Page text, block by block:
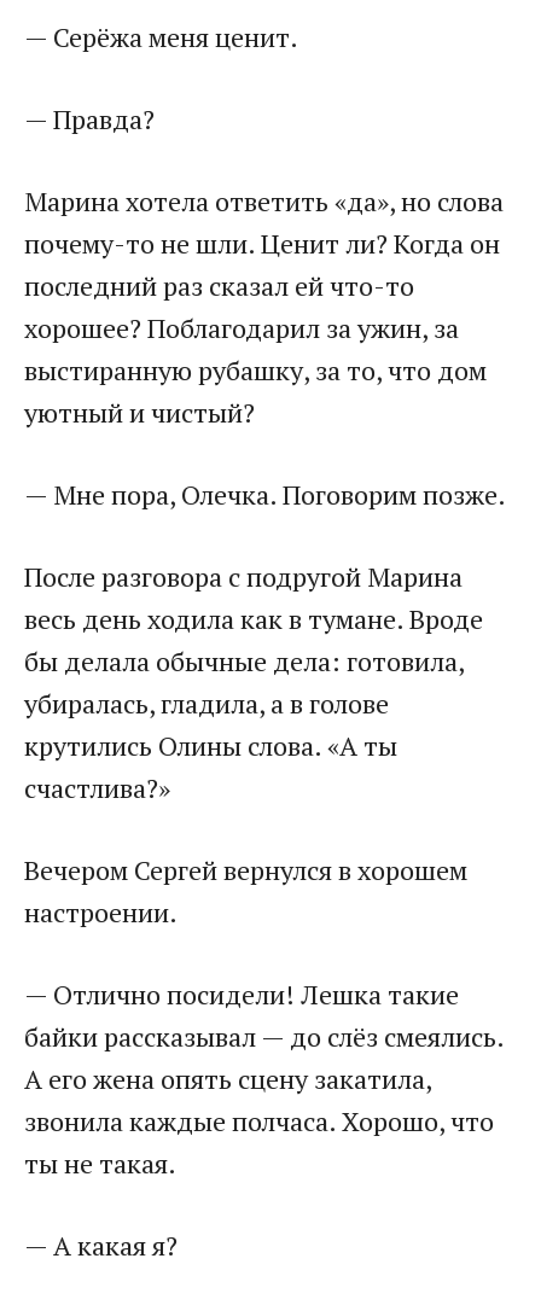
— Серёжа меня ценит.
— Правда?
Марина хотела ответить «да», но слова
почему-то не шли. Ценит ли? Когда он
последний раз сказал ей что-то
хорошее? Поблагодарил за ужин, за
выстиранную рубашку, за то, что дом
уютный и чистый?
— Мне пора, Олечка. Поговорим позже.
После разговора с подругой Марина
весь день ходила как в тумане. Вроде
бы делала обычные дела: готовила,
убиралась, гладила, а в голове
крутились Олины слова. «А ты
счастлива?»
Вечером Сергей вернулся в хорошем
настроении.
— Отлично посидели! Лешка такие
байки рассказывал — до слёз смеялись.
А его жена опять сцену закатила,
звонила каждые полчаса. Хорошо, что
ты не такая.
— А какая я?